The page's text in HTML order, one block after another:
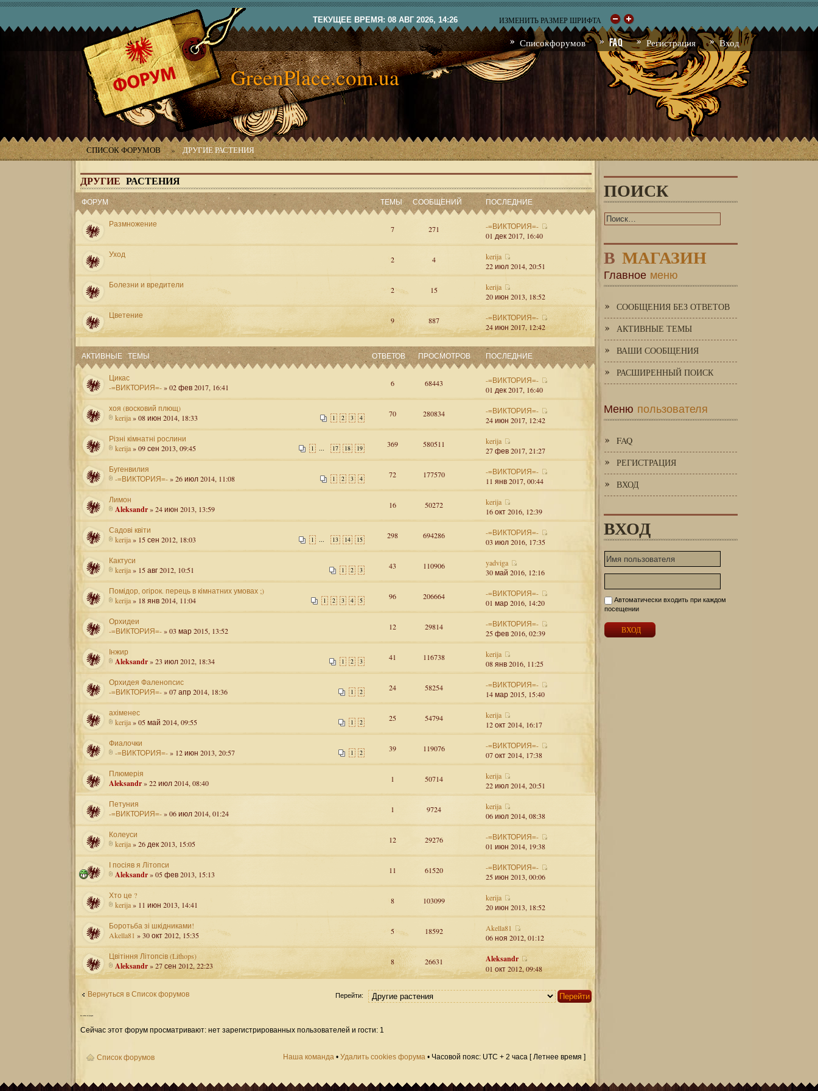
ТЕКУЩЕЕ ВРЕМЯ: 08 АВГ 2026, 14:26 ИЗМЕНИТЬ РАЗМЕР ШРИФТА
Список форумов FAQ Регистрация Вход
GreenPlace.com.ua
СПИСОК ФОРУМОВ » ДРУГИЕ РАСТЕНИЯ
ДРУГИЕ РАСТЕНИЯ
ФОРУМ ТЕМЫ СООБЩЕНИЙ ПОСЛЕДНИЕ
Размножение
7 271
-=ВИКТОРИЯ=-
01 дек 2017, 16:40
Уход
2 4
kerija
22 июл 2014, 20:51
Болезни и вредители
2 15
kerija
20 июн 2013, 18:52
Цветение
9 887
-=ВИКТОРИЯ=-
24 июн 2017, 12:42
АКТИВНЫЕ ТЕМЫ ОТВЕТОВ ПРОСМОТРОВ ПОСЛЕДНИЕ
Цикас
-=ВИКТОРИЯ=-» 02 фев 2017, 16:41 6 68443
-=ВИКТОРИЯ=-
01 дек 2017, 16:40
хоя (восковий плющ)
1 2 3 4
kerija» 08 июн 2014, 18:33 70 280834
-=ВИКТОРИЯ=-
24 июн 2017, 12:42
Різні кімнатні рослини
1 ... 17 18 19
kerija» 09 сен 2013, 09:45 369 580511
kerija
27 фев 2017, 21:27
Бугенвилия
1 2 3 4
-=ВИКТОРИЯ=-» 26 июл 2014, 11:08 72 177570
-=ВИКТОРИЯ=-
11 янв 2017, 00:44
Лимон
Aleksandr» 24 июн 2013, 13:59 16 50272
kerija
16 окт 2016, 12:39
Садові квіти
1 ... 13 14 15
kerija» 15 сен 2012, 18:03 298 694286
-=ВИКТОРИЯ=-
03 июл 2016, 17:35
Кактуси
1 2 3
kerija» 15 авг 2012, 10:51 43 110906
yadviga
30 май 2016, 12:16
Помідор, огірок. перець в кімнатних умовах ;)
1 2 3 4 5
kerija» 18 янв 2014, 11:04 96 206664
-=ВИКТОРИЯ=-
01 мар 2016, 14:20
Орхидеи
-=ВИКТОРИЯ=-» 03 мар 2015, 13:52 12 29814
-=ВИКТОРИЯ=-
25 фев 2016, 02:39
Інжир
1 2 3
Aleksandr» 23 июл 2012, 18:34 41 116738
kerija
08 янв 2016, 11:25
Орхидея Фаленопсис
1 2
-=ВИКТОРИЯ=-» 07 апр 2014, 18:36 24 58254
-=ВИКТОРИЯ=-
14 мар 2015, 15:40
ахіменес
1 2
kerija» 05 май 2014, 09:55 25 54794
kerija
12 окт 2014, 16:17
Фиалочки
1 2
-=ВИКТОРИЯ=-» 12 июн 2013, 20:57 39 119076
-=ВИКТОРИЯ=-
07 окт 2014, 17:38
Плюмерія
Aleksandr» 22 июл 2014, 08:40 1 50714
kerija
22 июл 2014, 20:51
Петуния
-=ВИКТОРИЯ=-» 06 июл 2014, 01:24 1 9724
kerija
06 июл 2014, 08:38
Колеуси
kerija» 26 дек 2013, 15:05 12 29276
-=ВИКТОРИЯ=-
01 июн 2014, 19:38
І посіяв я Літопси
Aleksandr» 05 фев 2013, 15:13 11 61520
-=ВИКТОРИЯ=-
25 июн 2013, 00:06
Хто це ?
kerija» 11 июн 2013, 14:41 8 103099
kerija
20 июн 2013, 18:52
Боротьба зі шкідниками!
Akella81 » 30 окт 2012, 15:35 5 18592
Akella81
06 ноя 2012, 01:12
Цвітіння Літопсів (Lithops)
Aleksandr» 27 сен 2012, 22:23 8 26631 Aleksandr
01 окт 2012, 09:48
Вернуться в Список форумов Перейти:
Кто сейчас на форуме
Сейчас этот форум просматривают: нет зарегистрированных пользователей и гости: 1
Список форумов Наша команда • Удалить cookies форума • Часовой пояс: UTC + 2 часа [ Летнее время ]
ПОИСК
В МАГАЗИН
Главное меню
СООБЩЕНИЯ БЕЗ ОТВЕТОВ
АКТИВНЫЕ ТЕМЫ
ВАШИ СООБЩЕНИЯ
РАСШИРЕННЫЙ ПОИСК
Меню пользователя
FAQ
РЕГИСТРАЦИЯ
ВХОД
ВХОД
Автоматически входить при каждом
посещении